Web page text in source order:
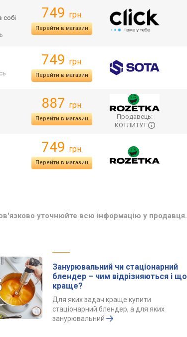
собі
749 грн.
Перейти в магазин
749 грн.
Перейти в магазин
887 грн.
Перейти в магазин
Продавець:
КОТЛИТУТ
749 грн.
Перейти в магазин
уточнюйте всю інформацію у продавця.
Занурювальний чи стаціонарний
блендер – чим відрізняються і що
краще?
Для яких задач краще купити
стаціонарний блендер, а для яких
занурювальний